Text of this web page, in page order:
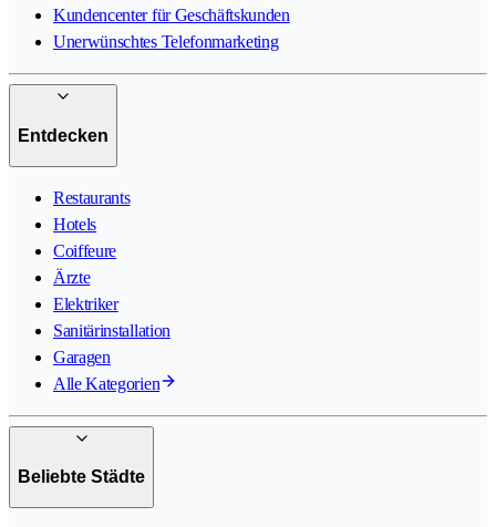
Kundencenter für Geschäftskunden
Unerwünschtes Telefonmarketing
Entdecken
Restaurants
Hotels
Coiffeure
Ärzte
Elektriker
Sanitärinstallation
Garagen
Alle Kategorien
Beliebte Städte